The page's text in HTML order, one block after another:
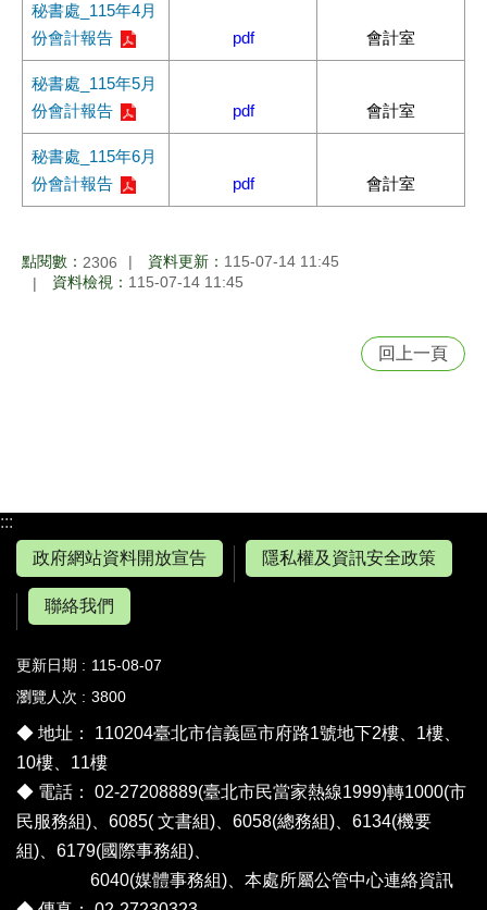
秘書處_115年4月
份會計報告
pdf 會計室
秘書處_115年5月
份會計報告
pdf 會計室
秘書處_115年6月
份會計報告
pdf 會計室
點閱數： 2306 資料更新： 115-07-14 11:45
資料檢視： 115-07-14 11:45
回上一頁
:::
政府網站資料開放宣告
隱私權及資訊安全政策
聯絡我們
更新日期
115-08-07
瀏覽人次
3800
◆ 地址： 110204臺北市信義區市府路1號地下2樓、1樓、
10樓、11樓
◆ 電話： 02-27208889(臺北市民當家熱線1999)轉1000(市
民服務組)、6085( 文書組)、6058(總務組)、6134(機要
組)、6179(國際事務組)、
6040(媒體事務組)、 本處所屬公管中心連絡資訊